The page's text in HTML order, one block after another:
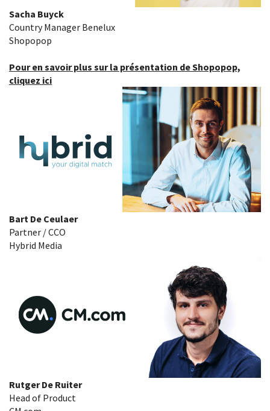
Sacha Buyck
Country Manager Benelux
Shopopop
Pour en savoir plus sur la présentation de Shopopop,
cliquez ici
Bart De Ceulaer
Partner / CCO
Hybrid Media
Rutger De Ruiter
Head of Product